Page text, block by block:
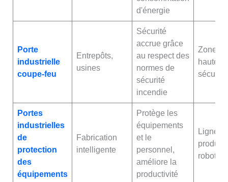
d'énergie
Porte
industrielle
coupe-feu
Entrepôts,
usines
Sécurité
accrue grâce
au respect des
normes de
sécurité
incendie
Zone de
haute
sécurité
Portes
industrielles
de
protection
des
équipements
Fabrication
intelligente
Protège les
équipements
et le
personnel,
améliore la
productivité
Lignes